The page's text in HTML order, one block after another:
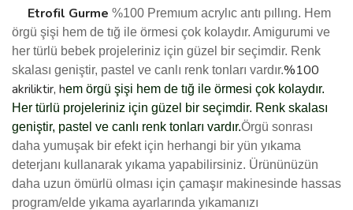
Etrofil Gurme %100 Premıum acrylıc antı pıllıng. Hem
örgü şişi hem de tığ ile örmesi çok kolaydır. Amigurumi ve
her türlü bebek projeleriniz için güzel bir seçimdir. Renk
skalası geniştir, pastel ve canlı renk tonları vardır.%100
akriliktir, hem örgü şişi hem de tığ ile örmesi çok kolaydır.
Her türlü projeleriniz için güzel bir seçimdir. Renk skalası
geniştir, pastel ve canlı renk tonları vardır.Örgü sonrası
daha yumuşak bir efekt için herhangi bir yün yıkama
deterjanı kullanarak yıkama yapabilirsiniz. Ürününüzün
daha uzun ömürlü olması için çamaşır makinesinde hassas
program/elde yıkama ayarlarında yıkamanızı